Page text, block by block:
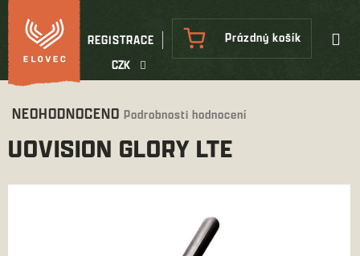
Přejít
na
obsah
CZK
REGISTRACE
NÁKUPNÍ
KOŠÍK
Prázdný košík
Průměrné
produktu
0,0
NEOHODNOCENO Podrobnosti hodnocení
UOVISION GLORY LTE